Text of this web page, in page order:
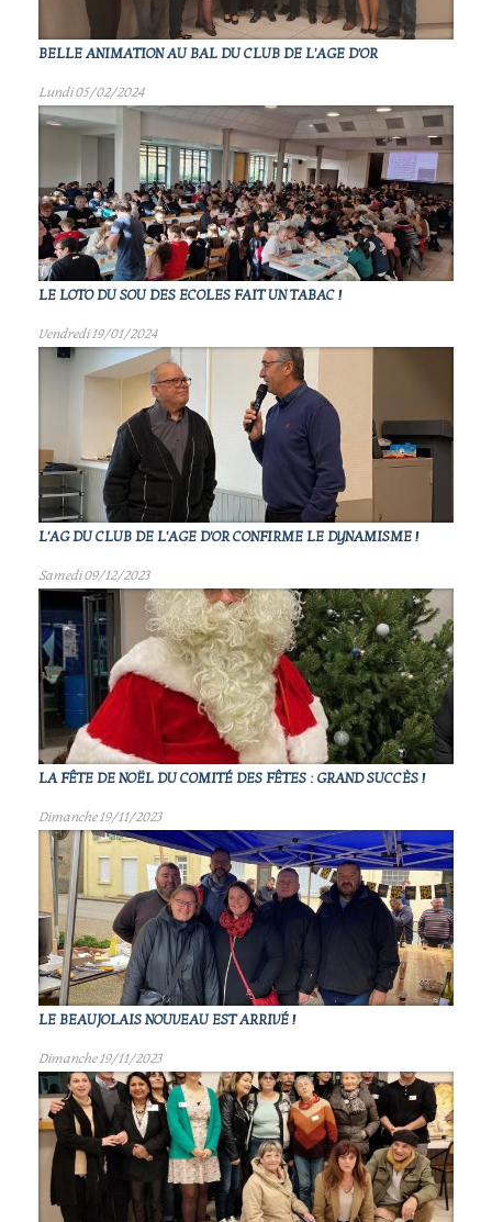
BELLE ANIMATION AU BAL DU CLUB DE L'AGE D'OR
Lundi 05/02/2024
LE LOTO DU SOU DES ECOLES FAIT UN TABAC !
Vendredi 19/01/2024
L'AG DU CLUB DE L'AGE D'OR CONFIRME LE DYNAMISME !
Samedi 09/12/2023
LA FÊTE DE NOËL DU COMITÉ DES FÊTES : GRAND SUCCÈS !
Dimanche 19/11/2023
LE BEAUJOLAIS NOUVEAU EST ARRIVÉ !
Dimanche 19/11/2023